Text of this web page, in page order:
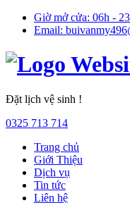
Giờ mở cửa: 06h -
Email:
Đặt lịch vệ sinh !
0325 713 714
Trang chủ
Giới Thiệu
Dịch vụ
Tin tức
Liên hệ